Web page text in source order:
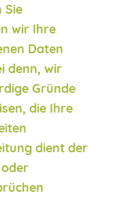
Sie
wir Ihre
Daten
denn, wir
Gründe
die Ihre
dient der